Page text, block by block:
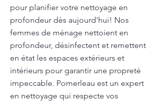
pour planifier votre nettoyage en
profondeur dès aujourd'hui! Nos
femmes de ménage nettoient en
profondeur, désinfectent et remettent
en état les espaces extérieurs et
intérieurs pour garantir une propreté
impeccable. Pomerleau est un expert
en nettoyage qui respecte vos